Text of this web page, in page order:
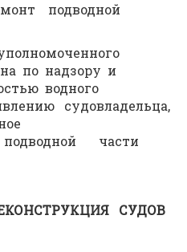
подводной
по надзору и
водного
судовладельца,
подводной части
СУДОВ